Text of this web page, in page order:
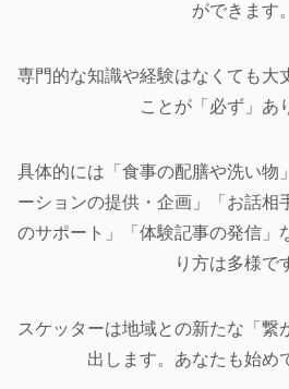
ができます。
専門的な知識や経験はなくても大
ことが「必ず」あ
具体的には「食事の配膳や洗い物
ーションの提供・企画」「お話相
のサポート」「体験記事の発信」
り方は多様で
スケッターは地域との新たな「繋
出します。あなたも始め